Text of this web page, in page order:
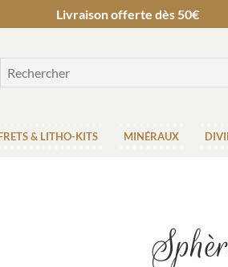
Livraison offerte dès 50€
& LITHO-KITS MINÉRAUX